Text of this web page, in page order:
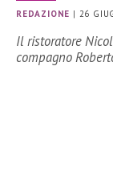
REDAZIONE | 26
Il ristoratore
compagno